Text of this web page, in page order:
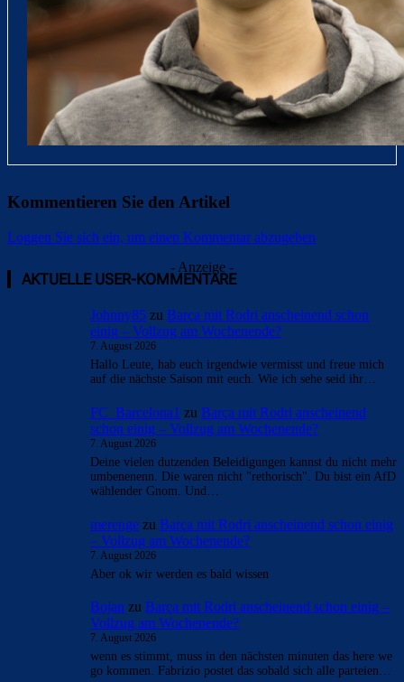
Kommentieren Sie den Artikel
Loggen Sie sich ein, um einen Kommentar abzugeben
- Anzeige -
AKTUELLE USER-KOMMENTARE
Johnny85 zu Barça mit Rodri anscheinend schon
einig – Vollzug am Wochenende?
7. August 2026
Hallo Leute, hab euch irgendwie vermisst und freue mich
auf die nächste Saison mit euch. Wie ich sehe seid ihr…
FC_Barcelona1 zu Barça mit Rodri anscheinend
schon einig – Vollzug am Wochenende?
7. August 2026
Deine vielen dutzenden Beleidigungen kannst du nicht mehr
umbenenenn. Die waren nicht "rethorisch". Du bist ein AfD
wählender Gnom. Und…
merenge zu Barça mit Rodri anscheinend schon einig
– Vollzug am Wochenende?
7. August 2026
Aber ok wir werden es bald wissen
Bojan zu Barça mit Rodri anscheinend schon einig –
Vollzug am Wochenende?
7. August 2026
wenn es stimmt, muss in den nächsten minuten das here we
go kommen. Fabrizio postet das sobald sich alle parteien…